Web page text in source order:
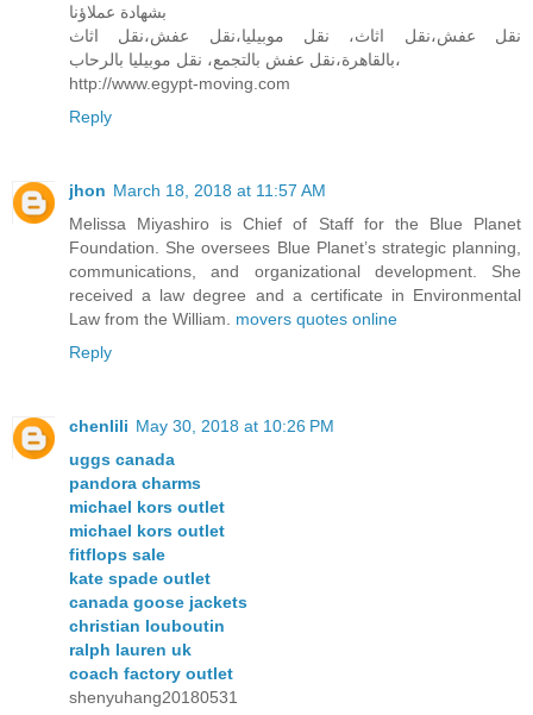
بشهادة عملاؤنا
نقل عفش،نقل اثاث، نقل موبيليا،نقل عفش،نقل اثاث
بالقاهرة،نقل عفش بالتجمع، نقل موبيليا بالرحاب،
http://www.egypt-moving.com
Reply
jhon March 18, 2018 at 11:57 AM
Melissa Miyashiro is Chief of Staff for the Blue Planet
Foundation. She oversees Blue Planet’s strategic planning,
communications, and organizational development. She
received a law degree and a certificate in Environmental
Law from the William. movers quotes online
Reply
chenlili May 30, 2018 at 10:26 PM
uggs canada
pandora charms
michael kors outlet
michael kors outlet
fitflops sale
kate spade outlet
canada goose jackets
christian louboutin
ralph lauren uk
coach factory outlet
shenyuhang20180531